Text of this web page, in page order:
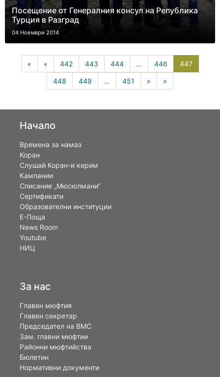
Посещение от Генералния консул на Република
Турция в Разград
04 Ноември 2014
« « 442 443 444 ... 446 447
448 449 ... 451 » »
Начало
Времена за намаз
Коран
Слушай Коран-и керим
Кампании
Списание „Мюсюлмани“
Сертификати
Образователни институции
Е-Поща
News Room
Youtube
НИЦ
За нас
Главен мюфтия
Главен секретар
Председател на ВМС
Зам. главни мюфтии
Районни мюфтийства
Бюлетин
Нормативни документи